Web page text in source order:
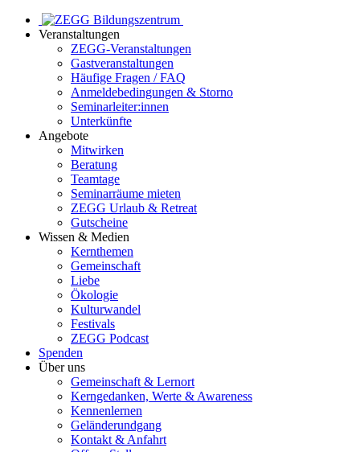
Veranstaltungen
ZEGG-Veranstaltungen
Gastveranstaltungen
Häufige Fragen / FAQ
Anmeldebedingungen & Storno
Seminarleiter:innen
Unterkünfte
Angebote
Mitwirken
Beratung
Teamtage
Seminarräume mieten
ZEGG Urlaub & Retreat
Gutscheine
Wissen & Medien
Kernthemen
Gemeinschaft
Liebe
Ökologie
Kulturwandel
Festivals
ZEGG Podcast
Spenden
Über uns
Gemeinschaft & Lernort
Kerngedanken, Werte & Awareness
Kennenlernen
Geländerundgang
Kontakt & Anfahrt